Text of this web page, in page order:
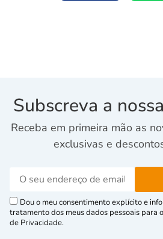
Subscreva a
Receba em primeira mão as
exclusivas e
Dou o meu consentimento explícito e
tratamento dos meus dados pessoais para
de Privacidade.